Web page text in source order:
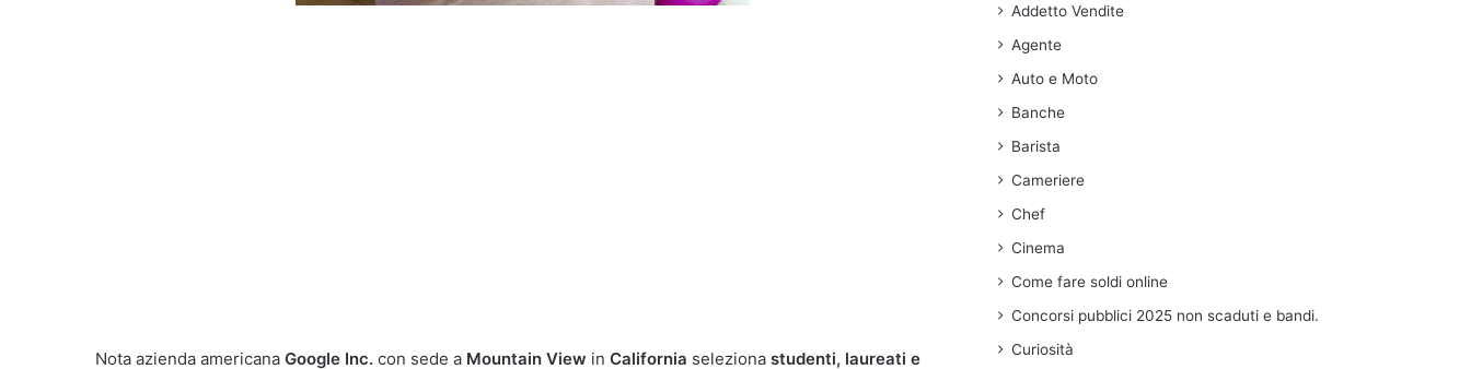
Nota azienda americana Google Inc. con sede a Mountain View in California seleziona studenti, laureati e
Addetto Vendite
Agente
Auto e Moto
Banche
Barista
Cameriere
Chef
Cinema
Come fare soldi online
Concorsi pubblici 2025 non scaduti e bandi.
Curiosità